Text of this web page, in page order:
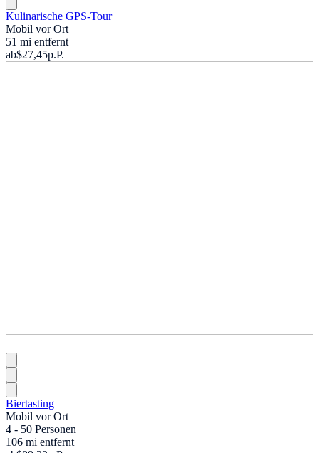
Kulinarische GPS-Tour
Mobil vor Ort
51 mi entfernt
ab$27,45p.P.
Biertasting
Mobil vor Ort
4 - 50 Personen
106 mi entfernt